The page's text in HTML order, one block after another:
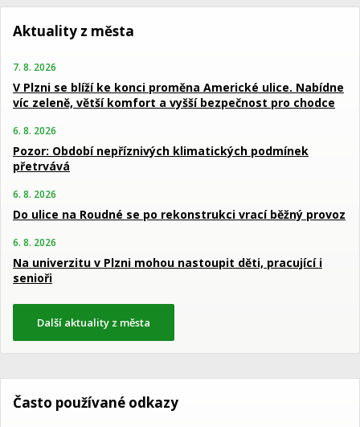
Aktuality z města
7. 8. 2026
V Plzni se blíží ke konci proměna Americké ulice. Nabídne
víc zeleně, větší komfort a vyšší bezpečnost pro chodce
6. 8. 2026
Pozor: Období nepříznivých klimatických podmínek
přetrvává
6. 8. 2026
Do ulice na Roudné se po rekonstrukci vrací běžný provoz
6. 8. 2026
Na univerzitu v Plzni mohou nastoupit děti, pracující i
senioři
Další aktuality z města
Často používané odkazy